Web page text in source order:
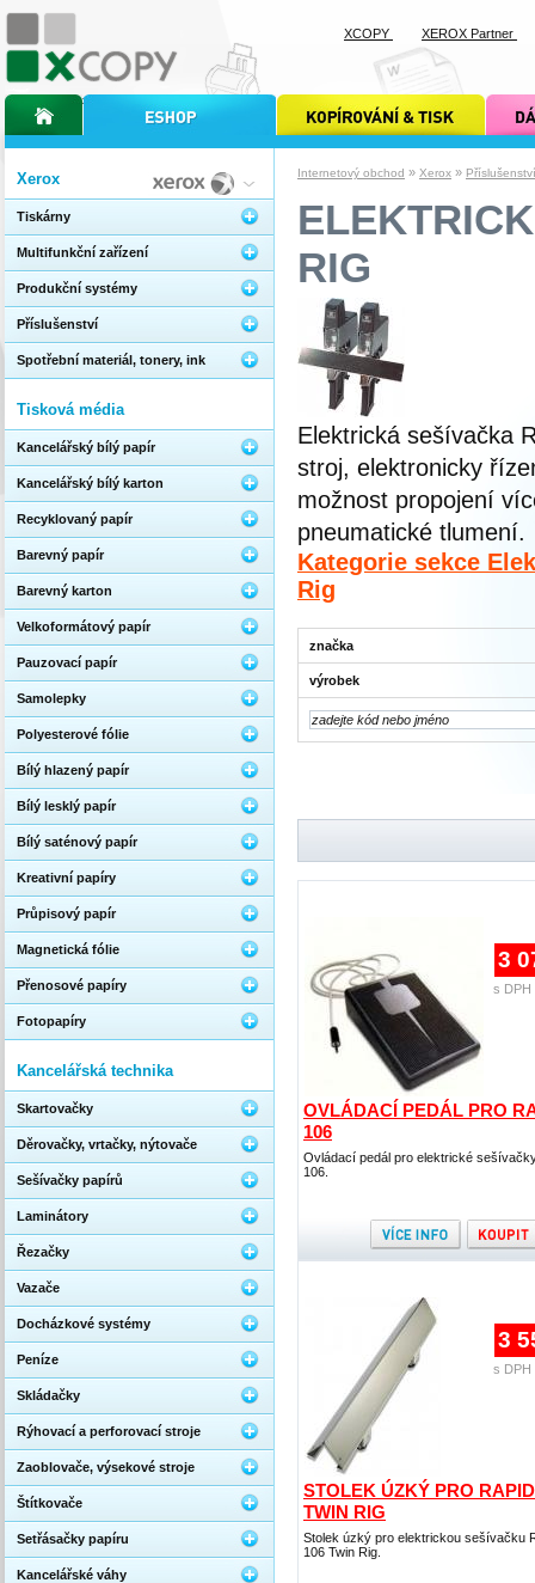
Internetový obchod » Xerox » Příslušenství
RIG
Elektrická sešívačka
stroj, elektronicky
možnost propojení
pneumatické tlumení.
Kategorie sekce
Rig
značka
výrobek
OVLÁDACÍ PEDÁL PRO
106
Ovládací pedál pro elektrické
106.
3
s DPH
STOLEK ÚZKÝ PRO
TWIN RIG
Stolek úzký pro elektrickou sešívačku
106 Twin Rig.
3
s DPH
Xerox
Tiskárny
Multifunkční zařízení
Produkční systémy
Příslušenství
Spotřební materiál, tonery, ink
Tisková média
Kancelářský bílý papír
Kancelářský bílý karton
Recyklovaný papír
Barevný papír
Barevný karton
Velkoformátový papír
Pauzovací papír
Samolepky
Polyesterové fólie
Bílý hlazený papír
Bílý lesklý papír
Bílý saténový papír
Kreativní papíry
Průpisový papír
Magnetická fólie
Přenosové papíry
Fotopapíry
Kancelářská technika
Skartovačky
Děrovačky, vrtačky, nýtovače
Sešívačky papírů
Laminátory
Řezačky
Vazače
Docházkové systémy
Peníze
Skládačky
Rýhovací a perforovací stroje
Zaoblovače, výsekové stroje
Štítkovače
Setřásačky papíru
Kancelářské váhy
úvodní stránka xcopyinternetový obchod xcopy kopírování a tisk xcopy dárkové
XCOPY XEROX Partner